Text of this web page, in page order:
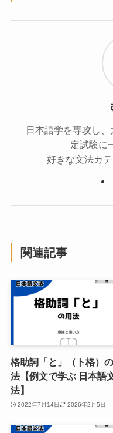
日本語学を専攻し
定試験に
好きな文法カ
関連記事
格助詞「と」（ト格）
法【例文で学ぶ 日本語
法】
2022年7月14日 2026年2月5日